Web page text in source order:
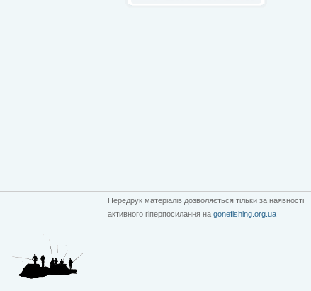
Передрук матеріалів дозволяється тільки за наявності
активного гіперпосилання на gonefishing.org.ua